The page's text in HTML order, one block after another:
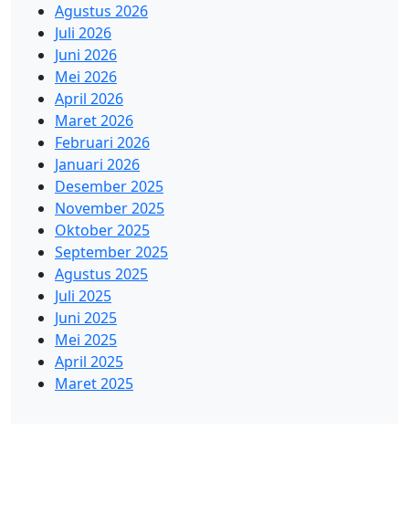
Agustus 2026
Juli 2026
Juni 2026
Mei 2026
April 2026
Maret 2026
Februari 2026
Januari 2026
Desember 2025
November 2025
Oktober 2025
September 2025
Agustus 2025
Juli 2025
Juni 2025
Mei 2025
April 2025
Maret 2025